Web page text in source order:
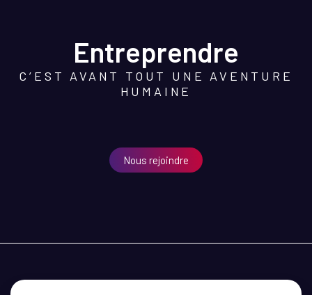
Entreprendre
C’EST AVANT TOUT UNE AVENTURE
HUMAINE
Nous rejoindre